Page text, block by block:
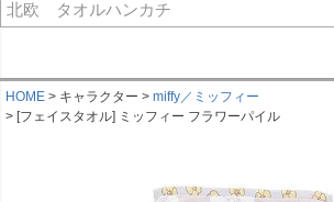
HOME キャラクター
miffy／ミッフィー
[フェイスタオル] ミッフィー フラワーパイル